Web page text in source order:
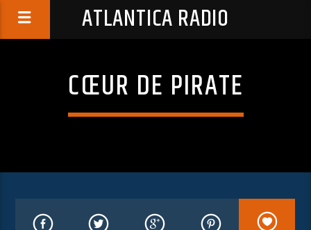
ATLANTICA RADIO
CŒUR DE PIRATE